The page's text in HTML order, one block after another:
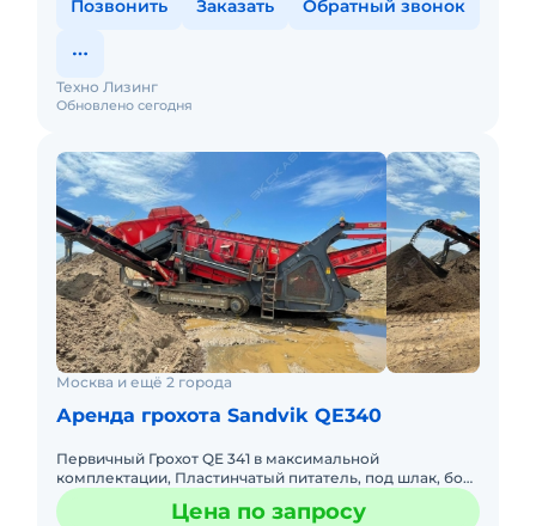
Позвонить Заказать Обратный звонок
Обновлено сегодня
Техно Лизинг
Москва и ещё 2 города
Аренда грохота Sandvik QE340
Первичный Грохот QE 341 в максимальной
комплектации, Пластинчатый питатель, под шлак, бой
бетона, карьер и тд. Двигатель САТ С4.4 механический,
ПроизводительЦена по запросу